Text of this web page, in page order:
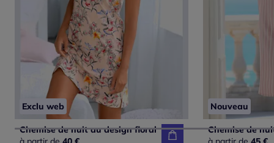
Exclu web
Chemise de nuit au design floral
Nouveau